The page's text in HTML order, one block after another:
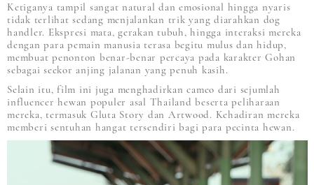
Ketiganya tampil sangat natural dan emosional hingga nyaris
tidak terlihat sedang menjalankan trik yang diarahkan dog
handler. Ekspresi mata, gerakan tubuh, hingga interaksi mereka
dengan para pemain manusia terasa begitu mulus dan hidup,
membuat penonton benar-benar percaya pada karakter Gohan
sebagai seekor anjing jalanan yang penuh kasih.
Selain itu, film ini juga menghadirkan cameo dari sejumlah
influencer hewan populer asal Thailand beserta peliharaan
mereka, termasuk Gluta Story dan Artwood. Kehadiran mereka
memberi sentuhan hangat tersendiri bagi para pecinta hewan.